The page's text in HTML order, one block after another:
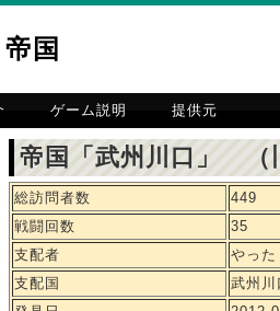
国
ゲーム説明 提供元
帝国「武州川口」 （
総訪問者数
449
戦闘回数
35
支配者
やった
支配国
武州川